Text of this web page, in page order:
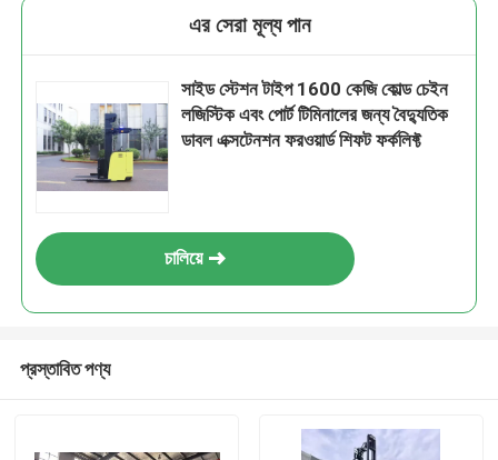
এর সেরা মূল্য পান
সাইড স্টেশন টাইপ 1600 কেজি কোল্ড চেইন
লজিস্টিক এবং পোর্ট টিমিনালের জন্য বৈদ্যুতিক
ডাবল এক্সটেনশন ফরওয়ার্ড শিফট ফর্কলিফ্ট
চালিয়ে
প্রস্তাবিত পণ্য